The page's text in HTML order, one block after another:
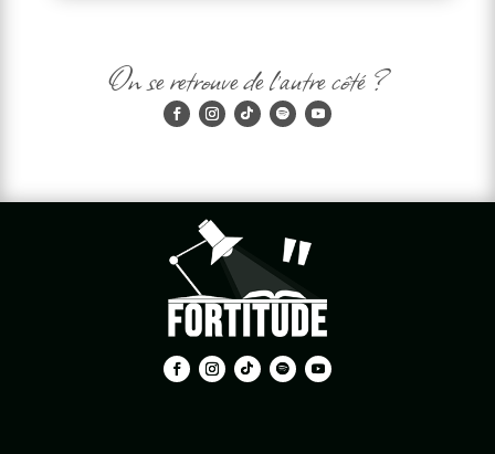
On se retrouve de l'autre côté ?